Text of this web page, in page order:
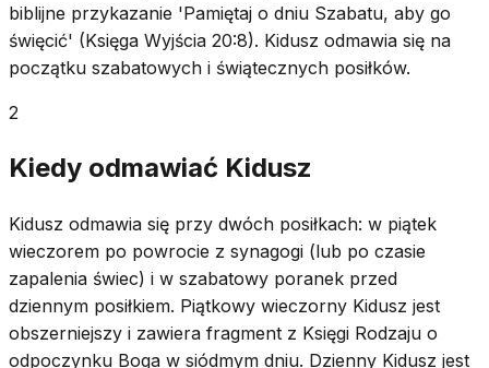
biblijne przykazanie 'Pamiętaj o dniu Szabatu, aby go
święcić' (Księga Wyjścia 20:8). Kidusz odmawia się na
początku szabatowych i świątecznych posiłków.
2
Kiedy odmawiać Kidusz
Kidusz odmawia się przy dwóch posiłkach: w piątek
wieczorem po powrocie z synagogi (lub po czasie
zapalenia świec) i w szabatowy poranek przed
dziennym posiłkiem. Piątkowy wieczorny Kidusz jest
obszerniejszy i zawiera fragment z Księgi Rodzaju o
odpoczynku Boga w siódmym dniu. Dzienny Kidusz jest